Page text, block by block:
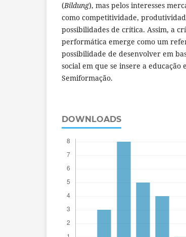
(Bildung), mas pelos interesses
como competitividade,
possibilidades de crítica. Assim, a
performática emerge como um
possibilidade de desenvolver em
social em que se insere a educação
Semiformação.
DOWNLOADS